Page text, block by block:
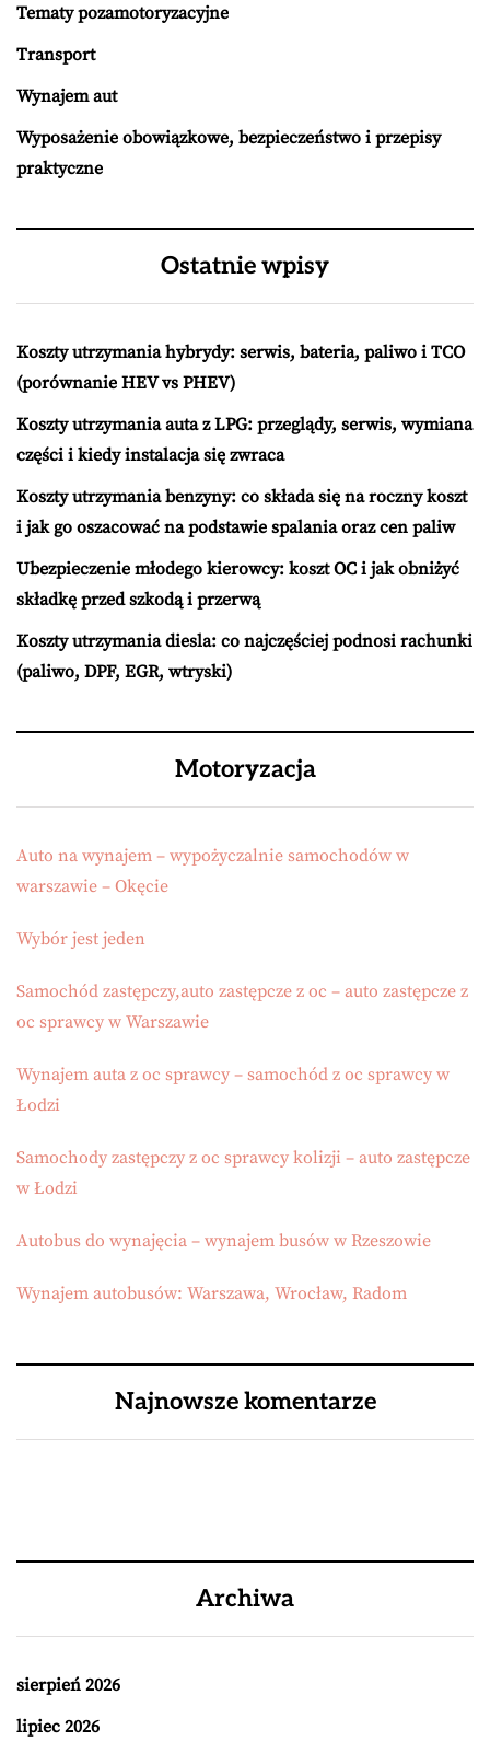
Tematy pozamotoryzacyjne
Transport
Wynajem aut
Wyposażenie obowiązkowe, bezpieczeństwo i przepisy
praktyczne
Ostatnie wpisy
Koszty utrzymania hybrydy: serwis, bateria, paliwo i TCO
(porównanie HEV vs PHEV)
Koszty utrzymania auta z LPG: przeglądy, serwis, wymiana
części i kiedy instalacja się zwraca
Koszty utrzymania benzyny: co składa się na roczny koszt
i jak go oszacować na podstawie spalania oraz cen paliw
Ubezpieczenie młodego kierowcy: koszt OC i jak obniżyć
składkę przed szkodą i przerwą
Koszty utrzymania diesla: co najczęściej podnosi rachunki
(paliwo, DPF, EGR, wtryski)
Motoryzacja
Auto na wynajem – wypożyczalnie samochodów w
warszawie – Okęcie
Wybór jest jeden
Samochód zastępczy,auto zastępcze z oc – auto zastępcze z
oc sprawcy w Warszawie
Wynajem auta z oc sprawcy – samochód z oc sprawcy w
Łodzi
Samochody zastępczy z oc sprawcy kolizji – auto zastępcze
w Łodzi
Autobus do wynajęcia – wynajem busów w Rzeszowie
Wynajem autobusów: Warszawa, Wrocław, Radom
Najnowsze komentarze
Archiwa
sierpień 2026
lipiec 2026